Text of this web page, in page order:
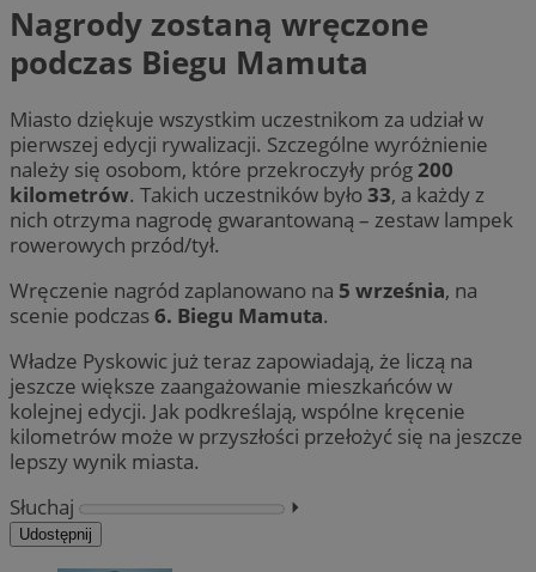
Nagrody zostaną wręczone
podczas Biegu Mamuta
Miasto dziękuje wszystkim uczestnikom za udział w
pierwszej edycji rywalizacji. Szczególne wyróżnienie
należy się osobom, które przekroczyły próg200
kilometrów. Takich uczestników było33, a każdy z
nich otrzyma nagrodę gwarantowaną – zestaw lampek
rowerowych przód/tył.
Wręczenie nagród zaplanowano na 5 września, na
scenie podczas6. Biegu Mamuta.
Władze Pyskowic już teraz zapowiadają, że liczą na
jeszcze większe zaangażowanie mieszkańców w
kolejnej edycji. Jak podkreślają, wspólne kręcenie
kilometrów może w przyszłości przełożyć się na jeszcze
lepszy wynik miasta.
Słuchaj
⏵︎
Udostępnij